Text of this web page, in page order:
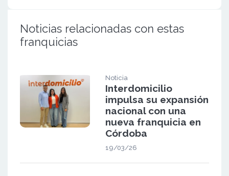
Noticias relacionadas con estas
franquicias
Noticia
Interdomicilio
impulsa su expansión
nacional con una
nueva franquicia en
Córdoba
19/03/26